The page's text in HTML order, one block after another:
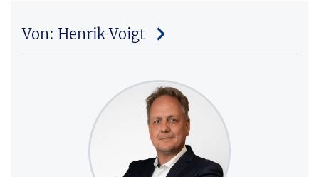
Von: Henrik Voigt